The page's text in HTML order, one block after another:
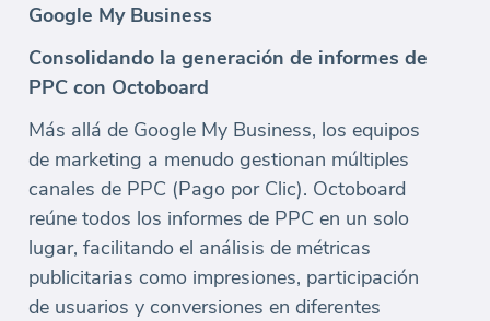
Google My Business
Consolidando la generación de informes de
PPC con Octoboard
Más allá de Google My Business, los equipos
de marketing a menudo gestionan múltiples
canales de PPC (Pago por Clic). Octoboard
reúne todos los informes de PPC en un solo
lugar, facilitando el análisis de métricas
publicitarias como impresiones, participación
de usuarios y conversiones en diferentes